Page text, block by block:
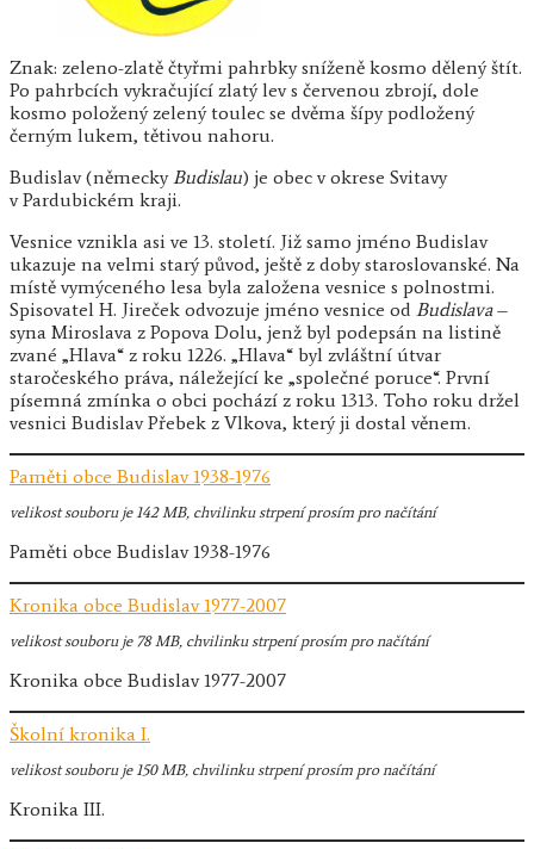
Znak: zeleno-zlatě čtyřmi pahrbky sníženě kosmo dělený štít.
Po pahrbcích vykračující zlatý lev s červenou zbrojí, dole
kosmo položený zelený toulec se dvěma šípy podložený
černým lukem, tětivou nahoru.
Budislav (německy Budislau) je obec v okrese Svitavy
v Pardubickém kraji.
Vesnice vznikla asi ve 13. století. Již samo jméno Budislav
ukazuje na velmi starý původ, ještě z doby staroslovanské. Na
místě vymýceného lesa byla založena vesnice s polnostmi.
Spisovatel H. Jireček odvozuje jméno vesnice od Budislava–
syna Miroslava z Popova Dolu, jenž byl podepsán na listině
zvané „Hlava“ z roku 1226. „Hlava“ byl zvláštní útvar
staročeského práva, náležející ke „společné poruce“. První
písemná zmínka o obci pochází z roku 1313. Toho roku držel
vesnici Budislav Přebek z Vlkova, který ji dostal věnem.
Paměti obce Budislav 1938-1976
velikost souboru je 142 MB, chvilinku strpení prosím pro načítání
Paměti obce Budislav 1938-1976
Kronika obce Budislav 1977-2007
velikost souboru je 78 MB, chvilinku strpení prosím pro načítání
Kronika obce Budislav 1977-2007
Školní kronika I.
velikost souboru je 150 MB, chvilinku strpení prosím pro načítání
Kronika III.